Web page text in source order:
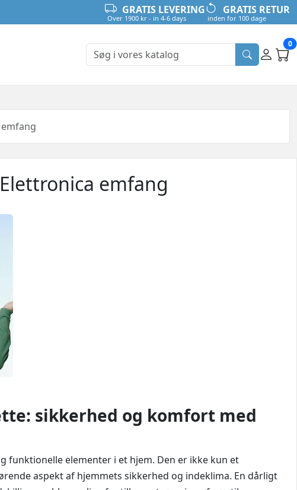
GRATIS LEVERING
Over 1900 kr - in 4-6 days
GRATIS RETUR
inden for 100 dage
0
emfang
sikkerhed og komfort med
funktionelle elementer i et hjem. Den er ikke kun et
aspekt af hjemmets sikkerhed og indeklima. En dårligt